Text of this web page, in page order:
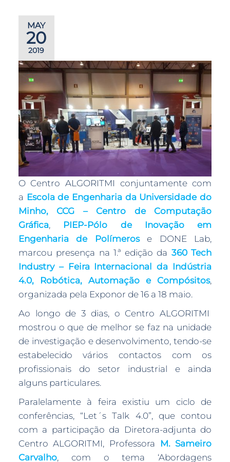
MAY
20
2019
O Centro ALGORITMI conjuntamente com
a Escola de Engenharia da Universidade do
Minho,
CCG – Centro de Computação
Gráfica, PIEP-Pólo de Inovação em
Engenharia de Polímerose DONE Lab,
marcou presença na 1.ª edição da 360 Tech
Industry – Feira Internacional da Indústria
4.0, Robótica, Automação e Compósitos,
organizada pela Exponor de 16 a 18 maio.
Ao longo de 3 dias, o Centro ALGORITMI
mostrou o que de melhor se faz na unidade
de investigação e desenvolvimento, tendo-se
estabelecido vários contactos com os
profissionais do setor industrial e ainda
alguns particulares.
Paralelamente à feira existiu um ciclo de
conferências, “Let´s Talk 4.0”, que contou
com a participação da Diretora-adjunta do
Centro ALGORITMI, Professora
M. Sameiro
Carvalho, com o tema ‘Abordagens